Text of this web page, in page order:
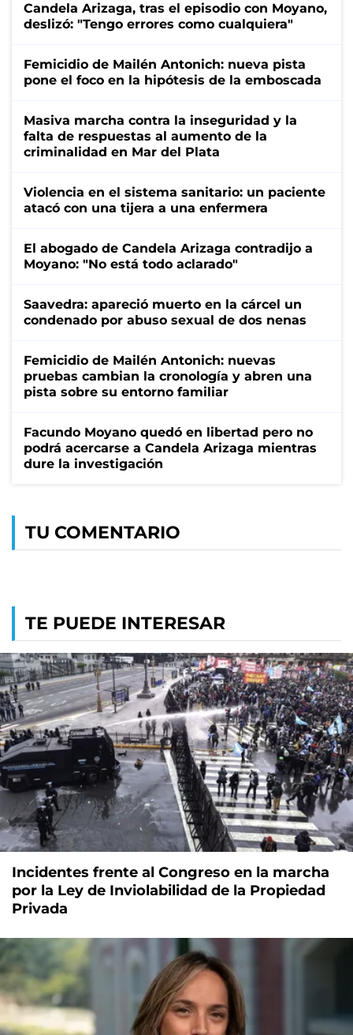
Candela Arizaga, tras el episodio con Moyano,
deslizó: "Tengo errores como cualquiera"
Femicidio de Mailén Antonich: nueva pista
pone el foco en la hipótesis de la emboscada
Masiva marcha contra la inseguridad y la
falta de respuestas al aumento de la
criminalidad en Mar del Plata
Violencia en el sistema sanitario: un paciente
atacó con una tijera a una enfermera
El abogado de Candela Arizaga contradijo a
Moyano: "No está todo aclarado"
Saavedra: apareció muerto en la cárcel un
condenado por abuso sexual de dos nenas
Femicidio de Mailén Antonich: nuevas
pruebas cambian la cronología y abren una
pista sobre su entorno familiar
Facundo Moyano quedó en libertad pero no
podrá acercarse a Candela Arizaga mientras
dure la investigación
TU COMENTARIO
TE PUEDE INTERESAR
Incidentes frente al Congreso en la marcha
por la Ley de Inviolabilidad de la Propiedad
Privada